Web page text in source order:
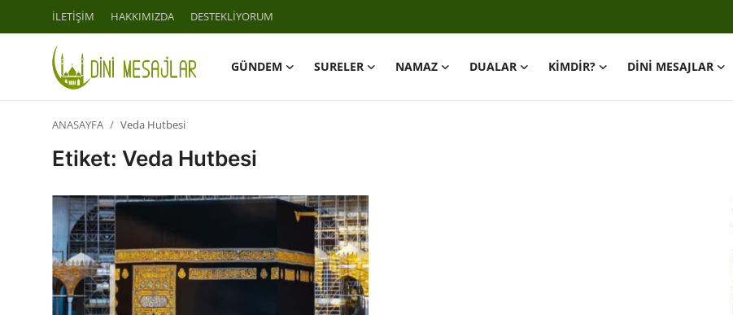
İLETİŞİM HAKKIMIZDA DESTEKLİYORUM
GÜNDEM SURELER NAMAZ DUALAR KİMDİR? DİNİ MESAJLAR
Giriş
HAKKIMIZDA
DESTEKLİYORUM
SURELER
ANASAYFA Veda Hutbesi
Etiket: Veda Hutbesi